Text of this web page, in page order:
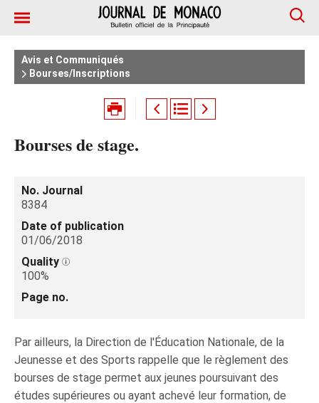
Avis et Communiqués
Bourses/Inscriptions
Bourses de stage.
No. Journal
8384
Date of publication
01/06/2018
Quality
100%
Page no.
Par ailleurs, la Direction de l'Éducation Nationale, de la
Jeunesse et des Sports rappelle que le règlement des
bourses de stage permet aux jeunes poursuivant des
études supérieures ou ayant achevé leur formation, de